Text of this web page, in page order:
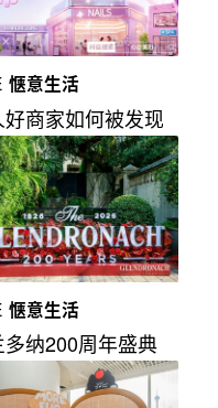
惬意生活
好商家如何被发现
惬意生活
多纳200周年盛典
传奇”